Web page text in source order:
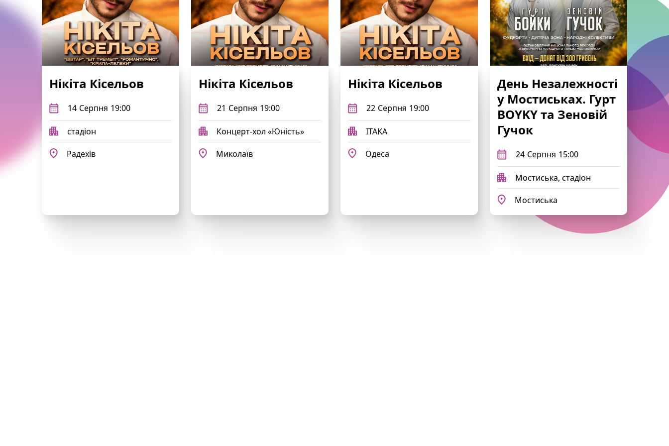
Нікіта Кісельов
14 Серпня 19:00
стадіон
Радехів
Нікіта Кісельов
21 Серпня 19:00
Концерт-хол «Юність»
Миколаїв
Нікіта Кісельов
22 Серпня 19:00
ITAKA
Одеса
День Незалежності
у Мостиськах. Гурт
BOYKY та Зеновій
Гучок
24 Серпня 15:00
Мостиська, стадіон
Мостиська